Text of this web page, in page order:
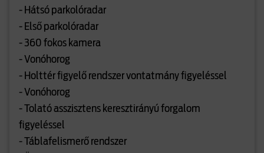
- Hátsó parkolóradar
- Első parkolóradar
- 360 fokos kamera
- Vonóhorog
- Holttér figyelő rendszer vontatmány figyeléssel
- Vonóhorog
- Tolató asszisztens keresztirányú forgalom
figyeléssel
- Táblafelismerő rendszer